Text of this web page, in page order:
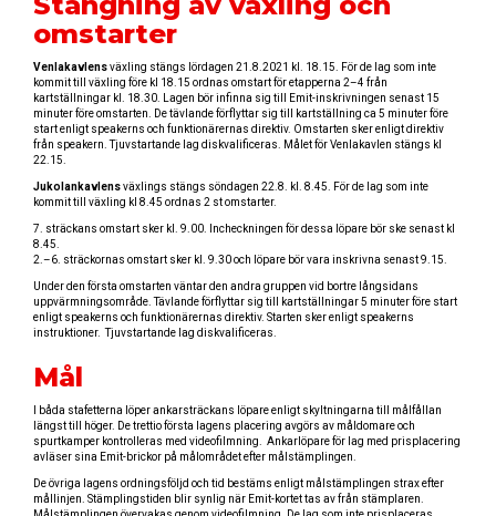
omstarter
Venlakavlensväxling stängs lördagen 21.8.2021 kl. 18.15. För de lag som inte
kommit till växling före kl 18.15 ordnas omstart för etapperna 2–4 från
kartställningar kl. 18.30. Lagen bör infinna sig till Emit-inskrivningen senast 15
minuter före omstarten. De tävlande förflyttar sig till kartställning ca 5 minuter före
start enligt speakerns och funktionärernas direktiv. Omstarten sker enligt direktiv
från speakern. Tjuvstartande lag diskvalificeras. Målet för Venlakavlen stängs kl
22.15.
Jukolankavlensväxlings stängs söndagen 22.8. kl. 8.45. För de lag som inte
kommit till växling kl 8.45 ordnas 2 st omstarter.
7. sträckans omstart sker kl. 9.00. Incheckningen för dessa löpare bör ske senast kl
8.45.
2.–6. sträckornas omstart sker kl. 9.30 och löpare bör vara inskrivna senast 9.15.
Under den första omstarten väntar den andra gruppen vid bortre långsidans
uppvärmningsområde. Tävlande förflyttar sig till kartställningar 5 minuter före start
enligt speakerns och funktionärernas direktiv. Starten sker enligt speakerns
instruktioner. Tjuvstartande lag diskvalificeras.
Mål
I båda stafetterna löper ankarsträckans löpare enligt skyltningarna till målfållan
längst till höger. De trettio första lagens placering avgörs av måldomare och
spurtkamper kontrolleras med videofilmning. Ankarlöpare för lag med prisplacering
avläser sina Emit-brickor på målområdet efter målstämplingen.
De övriga lagens ordningsföljd och tid bestäms enligt målstämplingen strax efter
mållinjen. Stämplingstiden blir synlig när Emit-kortet tas av från stämplaren.